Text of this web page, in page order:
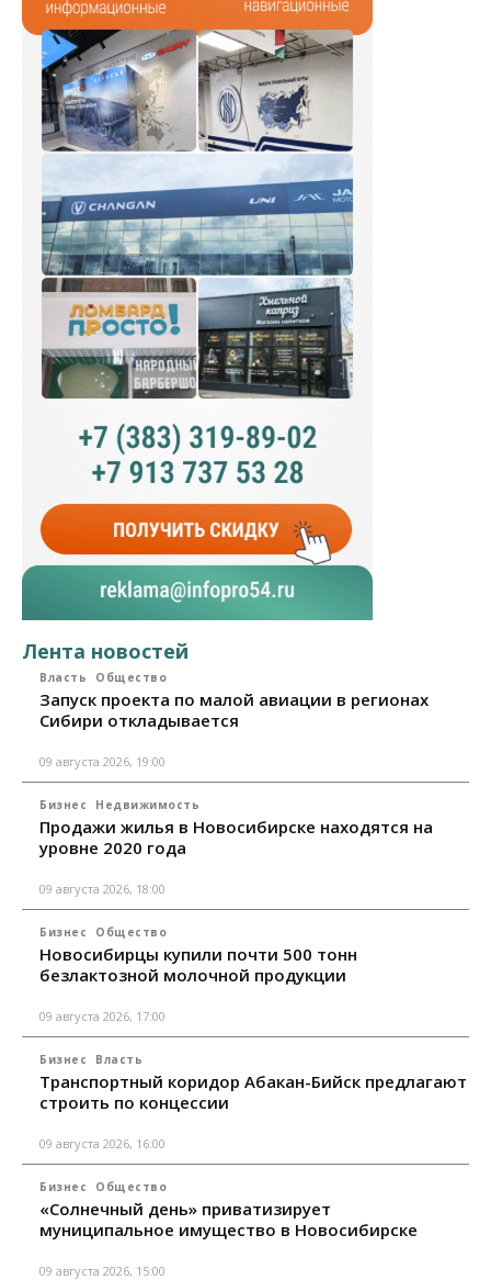
Лента новостей
Власть Общество
Запуск проекта по малой авиации в регионах
Сибири откладывается
09 августа 2026, 19:00
Бизнес Недвижимость
Продажи жилья в Новосибирске находятся на
уровне 2020 года
09 августа 2026, 18:00
Бизнес Общество
Новосибирцы купили почти 500 тонн
безлактозной молочной продукции
09 августа 2026, 17:00
Бизнес Власть
Транспортный коридор Абакан-Бийск предлагают
строить по концессии
09 августа 2026, 16:00
Бизнес Общество
«Солнечный день» приватизирует
муниципальное имущество в Новосибирске
09 августа 2026, 15:00